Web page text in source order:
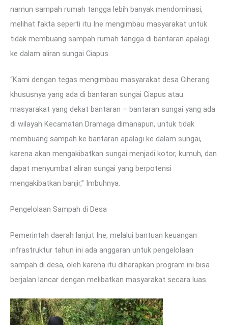
namun sampah rumah tangga lebih banyak mendominasi,
melihat fakta seperti itu Ine mengimbau masyarakat untuk
tidak membuang sampah rumah tangga di bantaran apalagi
ke dalam aliran sungai Ciapus.
“Kami dengan tegas mengimbau masyarakat desa Ciherang
khususnya yang ada di bantaran sungai Ciapus atau
masyarakat yang dekat bantaran – bantaran sungai yang ada
di wilayah Kecamatan Dramaga dimanapun, untuk tidak
membuang sampah ke bantaran apalagi ke dalam sungai,
karena akan mengakibatkan sungai menjadi kotor, kumuh, dan
dapat menyumbat aliran sungai yang berpotensi
mengakibatkan banjir,” Imbuhnya.
Pengelolaan Sampah di Desa
Pemerintah daerah lanjut Ine, melalui bantuan keuangan
infrastruktur tahun ini ada anggaran untuk pengelolaan
sampah di desa, oleh karena itu diharapkan program ini bisa
berjalan lancar dengan melibatkan masyarakat secara luas.